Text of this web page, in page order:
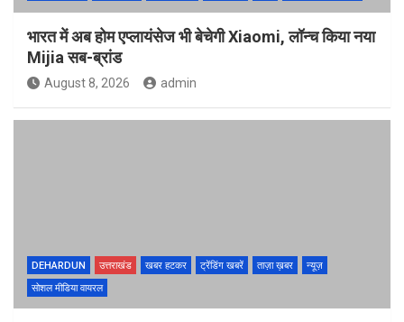
भारत में अब होम एप्लायंसेज भी बेचेगी Xiaomi, लॉन्च किया नया
Mijia सब-ब्रांड
August 8, 2026 admin
DEHARDUN उत्तराखंड खबर हटकर ट्रेंडिंग खबरें ताज़ा ख़बर
न्यूज़
सोशल मीडिया वायरल